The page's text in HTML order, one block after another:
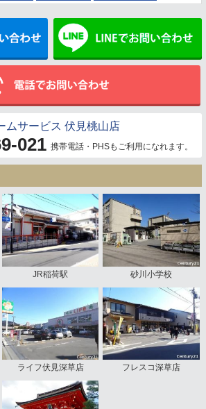
メールでお問い合わせ
ムサービス 伏見桃山店
021 携帯電話・PHSもご利用になれます。
JR稲荷駅 砂川小学校
ライフ伏見深草店 フレスコ深草店